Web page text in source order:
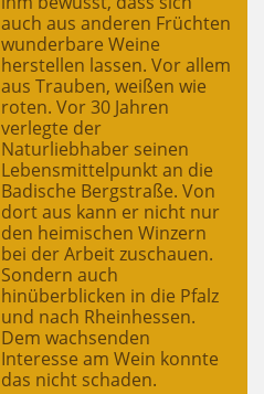
auch aus anderen Früchten
wunderbare Weine
herstellen lassen. Vor allem
aus Trauben, weißen wie
roten. Vor 30 Jahren
verlegte der
Naturliebhaber seinen
Lebensmittelpunkt an die
Badische Bergstraße. Von
dort aus kann er nicht nur
den heimischen Winzern
bei der Arbeit zuschauen.
Sondern auch
hinüberblicken in die Pfalz
und nach Rheinhessen.
Dem wachsenden
Interesse am Wein konnte
das nicht schaden.